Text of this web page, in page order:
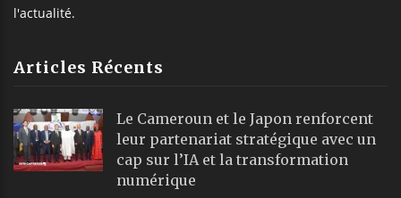
l'actualité.
Articles Récents
Le Cameroun et le Japon renforcent
leur partenariat stratégique avec un
cap sur l’IA et la transformation
numérique